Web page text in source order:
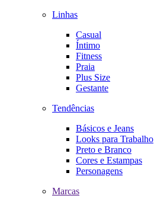
Linhas
Casual
Íntimo
Fitness
Praia
Plus Size
Gestante
Tendências
Básicos e Jeans
Looks para Trabalho
Preto e Branco
Cores e Estampas
Personagens
Marcas